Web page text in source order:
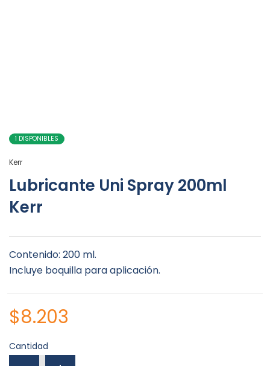
1 DISPONIBLES
Kerr
Lubricante Uni Spray 200ml
Kerr
Contenido: 200 ml.
Incluye boquilla para aplicación.
$8.203
Cantidad